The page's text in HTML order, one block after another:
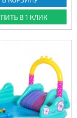
В 1 КЛИК